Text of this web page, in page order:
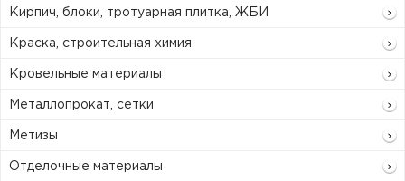
Кирпич, блоки, тротуарная плитка, ЖБИ
Краска, строительная химия
Кровельные материалы
Металлопрокат, сетки
Метизы
Отделочные материалы